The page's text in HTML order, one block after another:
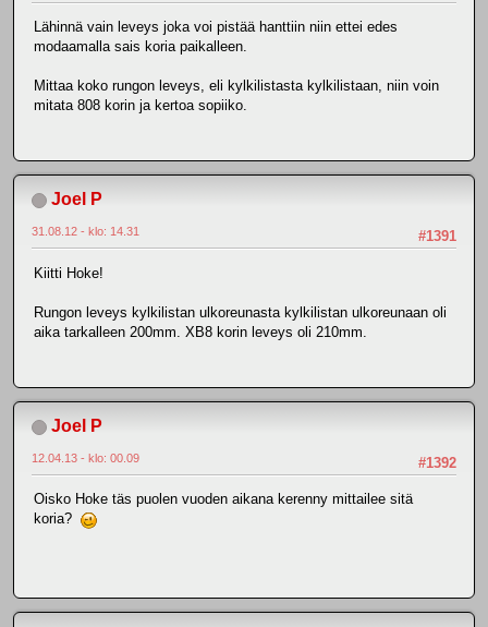
Lähinnä vain leveys joka voi pistää hanttiin niin ettei edes
modaamalla sais koria paikalleen.
Mittaa koko rungon leveys, eli kylkilistasta kylkilistaan, niin voin
mitata 808 korin ja kertoa sopiiko.
Joel P
#1391
31.08.12 - klo: 14.31
Kiitti Hoke!
Rungon leveys kylkilistan ulkoreunasta kylkilistan ulkoreunaan oli
aika tarkalleen 200mm. XB8 korin leveys oli 210mm.
Joel P
#1392
12.04.13 - klo: 00.09
Oisko Hoke täs puolen vuoden aikana kerenny mittailee sitä
koria?